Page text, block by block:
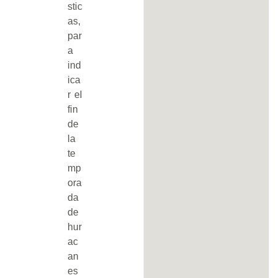
stic
as,
par
a
ind
ica
r el
fin
de
la
te
mp
ora
da
de
hur
ac
an
es